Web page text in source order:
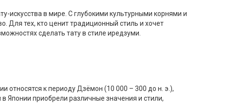
искусства в мире. С глубокими культурными корнями и
Для тех, кто ценит традиционный стиль и хочет
сделать тату в стиле иредзуми.
относятся к периоду Дзёмон (10 000 – 300 до н. э.),
Японии приобрели различные значения и стили,